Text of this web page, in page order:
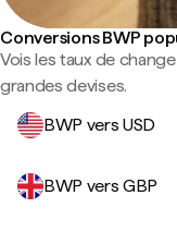
Conversions BWP
Vois les taux de
grandes devises.
BWP vers USD
BWP vers GBP